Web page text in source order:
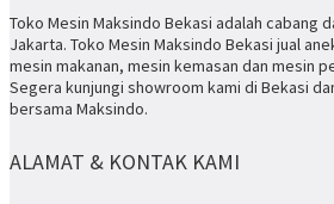
Toko Mesin Maksindo Bekasi adalah cabang
Jakarta. Toko Mesin Maksindo Bekasi jual
mesin makanan, mesin kemasan dan mesin
Segera kunjungi showroom kami di Bekasi
bersama Maksindo.
ALAMAT & KONTAK KAMI